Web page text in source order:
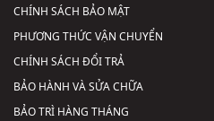
CHÍNH SÁCH BẢO MẬT
PHƯƠNG THỨC VẬN CHUYỂN
CHÍNH SÁCH ĐỔI TRẢ
BẢO HÀNH VÀ SỬA CHỮA
BẢO TRÌ HÀNG THÁNG